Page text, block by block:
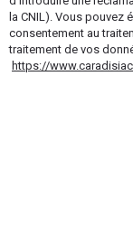
la CNIL). Vous pouvez
consentement au
traitement de vos
https://